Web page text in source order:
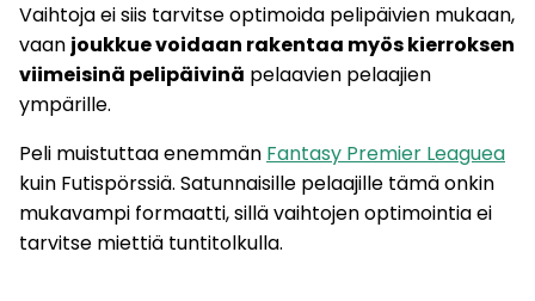
Vaihtoja ei siis tarvitse optimoida pelipäivien mukaan,
vaan joukkue voidaan rakentaa myös kierroksen
viimeisinä pelipäivinä pelaavien pelaajien
ympärille.
Peli muistuttaa enemmän Fantasy Premier Leaguea
kuin Futispörssiä. Satunnaisille pelaajille tämä onkin
mukavampi formaatti, sillä vaihtojen optimointia ei
tarvitse miettiä tuntitolkulla.